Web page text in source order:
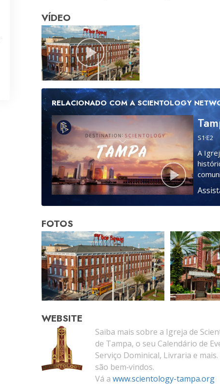
VÍDEO
RELACIONADO COM A SCIENTOLOGY
S1·E2
A
FOTOS
WEBSITE
Saiba mais sobre a Igreja de
de Tampa, o seu Calendário de
Serviço Dominical, Livraria e
são bem‑vindos.
Vá a www.scientology-tampa.org